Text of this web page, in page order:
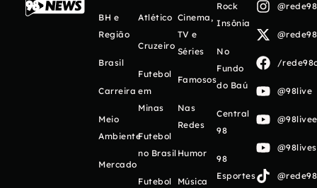
BH e
Região
Brasil
Carreira
Meio
Ambiente
Mercado
Atlético
Cruzeiro
Futebol
em
Minas
Futebol
no Brasil
Futebol
Cinema,
TV e
Séries
Famosos
Nas
Redes
Humor
Música
Rock
Insônia
No
Fundo
do Baú
Central
98
98
Esportes
/
@98live